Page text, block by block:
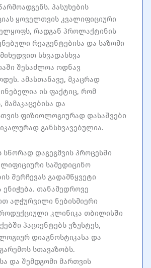
პასუხების
ყოველთვის კვალიფიციური
რადგან პროლაქტინის
რეაგენტებისა და საზომი
სხვადასხვა
შესაძლოა ოდნავ
ამასთანავე, მკაცრად
ის ფაქტიც, რომ
და
ფიზიოლოგიურად დასაშვები
განსხვავებულია.
სწორად დაგეგმვის პროცესში
სამედიცინო
შერჩევას გადამწყვეტი
თანამედროვე
აღჭურვილი ნებისმიერი
კლინიკა თბილისში
პაციენტებს უზუსტეს,
დიაგნოსტიკასა და
სთავაზობს.
და შემდგომი მართვის